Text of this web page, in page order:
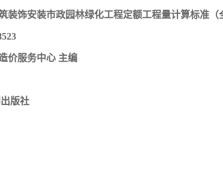
装饰安装市政园林绿化工程定额工程量计算标准（
价服务中心 主编
版社